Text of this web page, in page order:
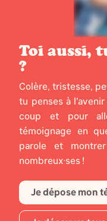
Toi aussi,
?
Colère, tristesse,
tu penses à
coup et pour
témoignage en
parole et
nombreux·ses !
Je dépose mon